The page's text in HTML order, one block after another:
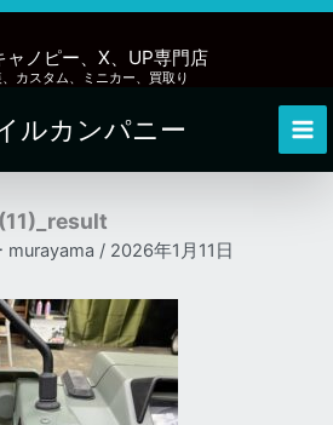
ャノピー、X、UP専門店
カスタム、ミニカー、買取り
ルカンパニー
murayama / 2026年1月11日